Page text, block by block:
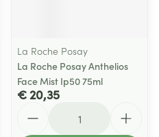
La Roche Posay
La Roche Posay Anthelios
Face Mist Ip50 75ml
€ 20,35